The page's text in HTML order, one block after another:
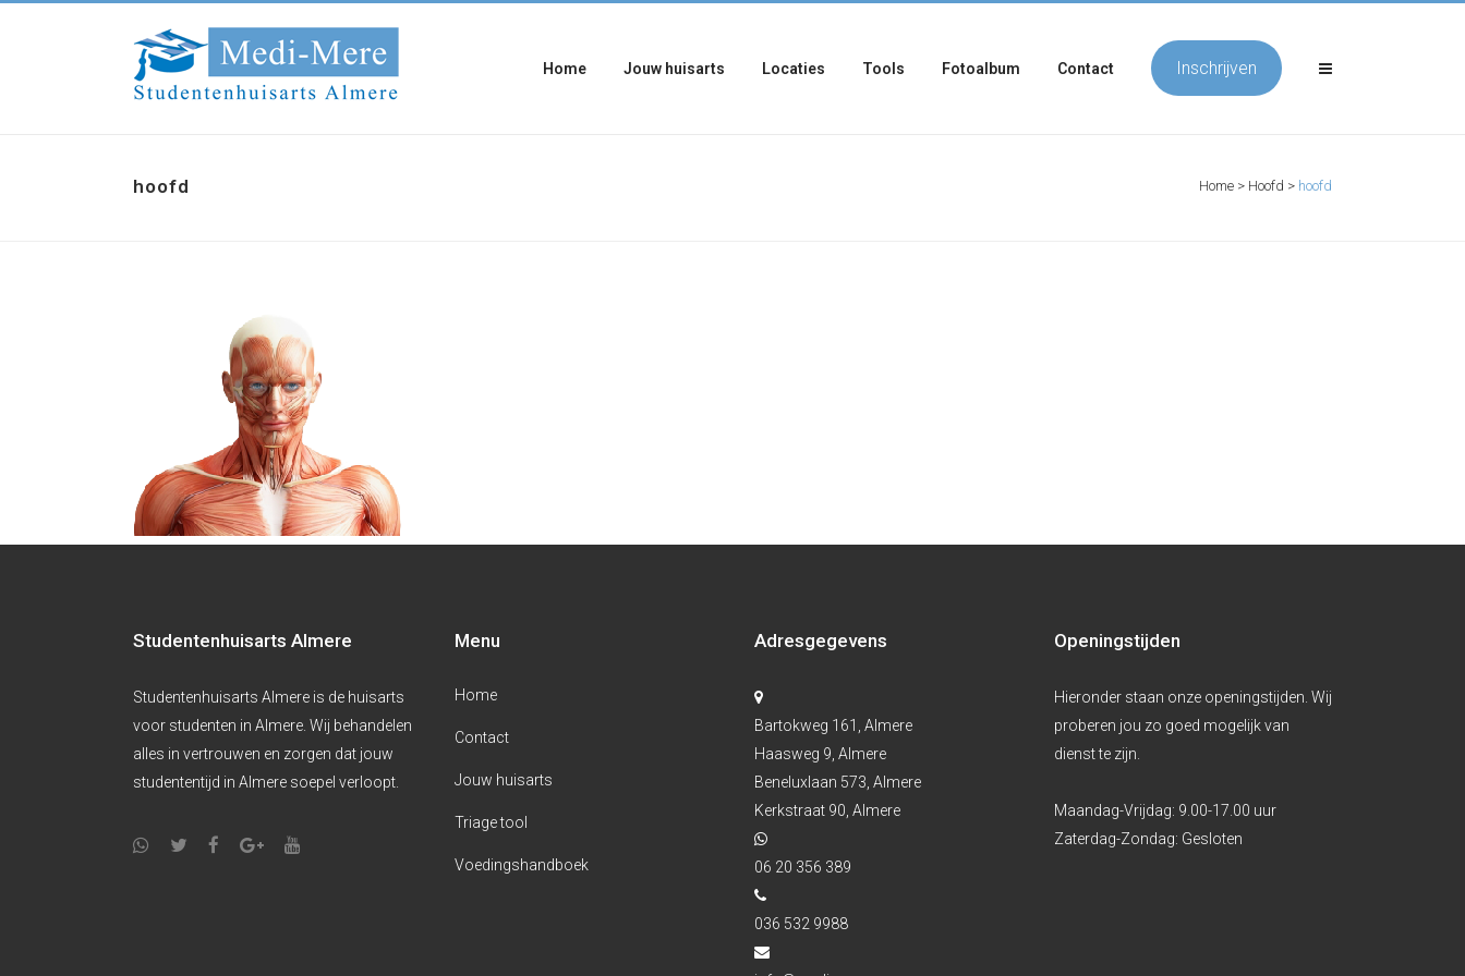
Inschrijven
Home Jouw huisarts Locaties Tools Fotoalbum Contact
hoofd Home > Hoofd > hoofd
Studentenhuisarts Almere
Studentenhuisarts Almere is de huisarts
voor studenten in Almere. Wij behandelen
alles in vertrouwen en zorgen dat jouw
studententijd in Almere soepel verloopt.
Menu
Home
Contact
Jouw huisarts
Triage tool
Voedingshandboek
Adresgegevens
Bartokweg 161, Almere
Haasweg 9, Almere
Beneluxlaan 573, Almere
Kerkstraat 90, Almere
06 20 356 389
036 532 9988
Openingstijden
Hieronder staan onze openingstijden. Wij
proberen jou zo goed mogelijk van
dienst te zijn.
Maandag-Vrijdag: 9.00-17.00 uur
Zaterdag-Zondag: Gesloten